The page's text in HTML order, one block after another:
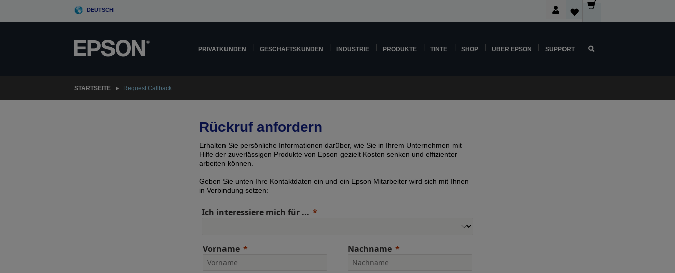
DEUTSCH
PRIVATKUNDEN GESCHÄFTSKUNDEN INDUSTRIE PRODUKTE TINTE SHOP ÜBER EPSON SUPPORT
STARTSEITE Request Callback
Rückruf anfordern
Erhalten Sie persönliche Informationen darüber, wie Sie in Ihrem Unternehmen mit
Hilfe der zuverlässigen Produkte von Epson gezielt Kosten senken und effizienter
arbeiten können.
Geben Sie unten Ihre Kontaktdaten ein und ein Epson Mitarbeiter wird sich mit Ihnen
in Verbindung setzen:
Ich interessiere mich für ...
Vorname Nachname